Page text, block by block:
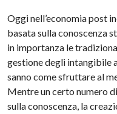
Oggi nell’economia post
basata sulla conoscenza
in importanza le
gestione degli intangibile
sanno come sfruttare al
Mentre un certo numero
sulla conoscenza, la